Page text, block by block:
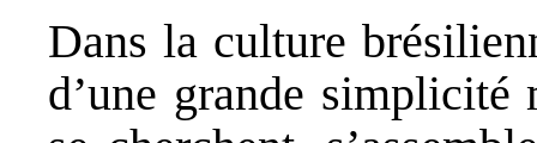
Dans la culture
d’une grande